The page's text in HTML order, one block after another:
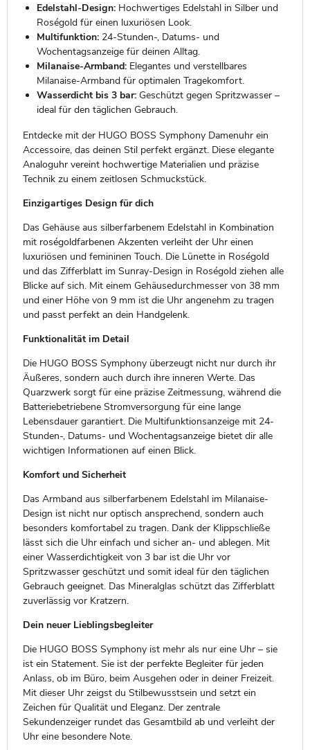
Edelstahl-Design:Hochwertiges Edelstahl in Silber und
Roségold für einen luxuriösen Look.
Multifunktion:24-Stunden-, Datums- und
Wochentagsanzeige für deinen Alltag.
Milanaise-Armband:Elegantes und verstellbares
Milanaise-Armband für optimalen Tragekomfort.
Wasserdicht bis 3 bar:Geschützt gegen Spritzwasser –
ideal für den täglichen Gebrauch.
Entdecke mit der HUGO BOSS Symphony Damenuhr ein
Accessoire, das deinen Stil perfekt ergänzt. Diese elegante
Analoguhr vereint hochwertige Materialien und präzise
Technik zu einem zeitlosen Schmuckstück.
Einzigartiges Design für dich
Das Gehäuse aus silberfarbenem Edelstahl in Kombination
mit roségoldfarbenen Akzenten verleiht der Uhr einen
luxuriösen und femininen Touch. Die Lünette in Roségold
und das Zifferblatt im Sunray-Design in Roségold ziehen alle
Blicke auf sich. Mit einem Gehäusedurchmesser von 38 mm
und einer Höhe von 9 mm ist die Uhr angenehm zu tragen
und passt perfekt an dein Handgelenk.
Funktionalität im Detail
Die HUGO BOSS Symphony überzeugt nicht nur durch ihr
Äußeres, sondern auch durch ihre inneren Werte. Das
Quarzwerk sorgt für eine präzise Zeitmessung, während die
Batteriebetriebene Stromversorgung für eine lange
Lebensdauer garantiert. Die Multifunktionsanzeige mit 24-
Stunden-, Datums- und Wochentagsanzeige bietet dir alle
wichtigen Informationen auf einen Blick.
Komfort und Sicherheit
Das Armband aus silberfarbenem Edelstahl im Milanaise-
Design ist nicht nur optisch ansprechend, sondern auch
besonders komfortabel zu tragen. Dank der Klippschließe
lässt sich die Uhr einfach und sicher an- und ablegen. Mit
einer Wasserdichtigkeit von 3 bar ist die Uhr vor
Spritzwasser geschützt und somit ideal für den täglichen
Gebrauch geeignet. Das Mineralglas schützt das Zifferblatt
zuverlässig vor Kratzern.
Dein neuer Lieblingsbegleiter
Die HUGO BOSS Symphony ist mehr als nur eine Uhr – sie
ist ein Statement. Sie ist der perfekte Begleiter für jeden
Anlass, ob im Büro, beim Ausgehen oder in deiner Freizeit.
Mit dieser Uhr zeigst du Stilbewusstsein und setzt ein
Zeichen für Qualität und Eleganz. Der zentrale
Sekundenzeiger rundet das Gesamtbild ab und verleiht der
Uhr eine besondere Note.